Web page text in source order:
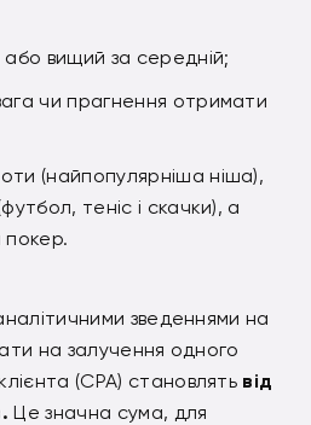
вищий за середній;
чи прагнення отримати
(найпопулярніша ніша),
теніс і скачки), а
покер.
зведеннями на
на залучення одного
(CPA) становлять від
Це значна сума, для